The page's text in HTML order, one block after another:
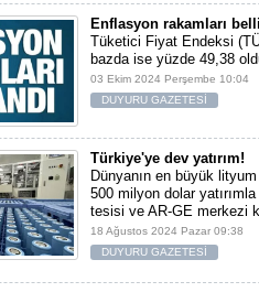
Enflasyon rakamları
Tüketici Fiyat Endeksi
bazda ise yüzde 49,38
03 Ekim 2024 Perşembe 10:04
DUYURU GAZETESİ
Türkiye'ye dev yatırım!
Dünyanın en büyük
500 milyon dolar
tesisi ve AR-GE merkezi
18 Ağustos 2024 Pazar 09:38
DUYURU GAZETESİ